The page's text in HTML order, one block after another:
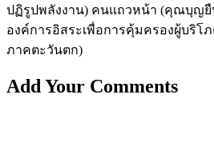
ปฏิรูปพลังงาน) คนแถวหน้า (คุณบุญยื
องค์การอิสระเพื่อการคุ้มครองผู้บริโ
ภาคตะวันตก)
Add Your Comments